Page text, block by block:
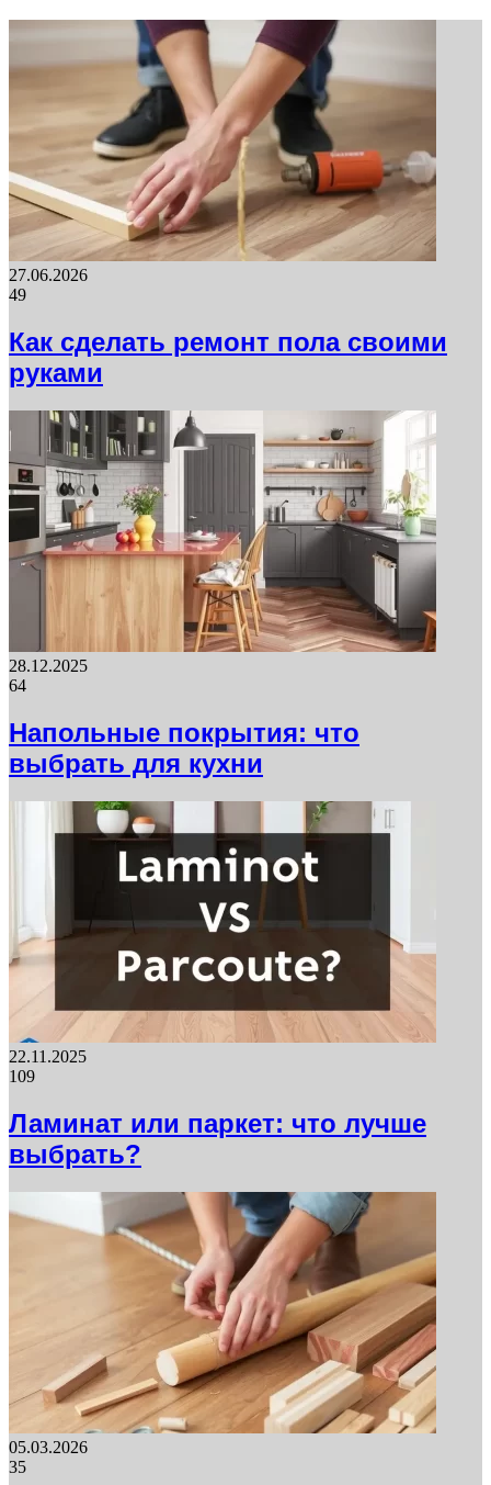
27.06.2026
49
Как сделать ремонт пола своими
руками
28.12.2025
64
Напольные покрытия: что
выбрать для кухни
22.11.2025
109
Ламинат или паркет: что лучше
выбрать?
05.03.2026
35